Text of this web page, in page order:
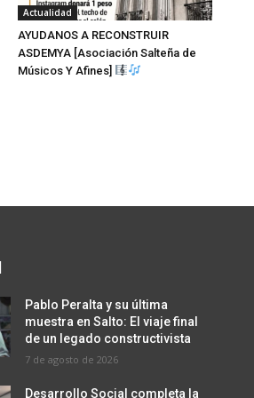
Actualidad
AYUDANOS A RECONSTRUIR
ASDEMYA [Asociación Salteña de
Músicos Y Afines]
Pablo Peralta y su última
muestra en Salto: El viaje final
de un legado constructivista
7 de agosto de 2026
Desarrollo Social completa la